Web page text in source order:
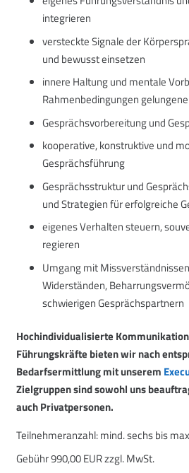
integrieren
versteckte Signale der
und bewusst einsetzen
innere Haltung und mentale
Rahmenbedingungen
Gesprächsvorbereitung und
kooperative, konstruktive und
Gesprächsführung
Gesprächsstruktur und
und Strategien für erfolgreiche
eigenes Verhalten steuern,
regieren
Umgang mit
Widerständen,
schwierigen Gesprächspartnern
Hochindividualisierte
Führungskräfte bieten wir nach
Bedarfsermittlung mit unserem
Zielgruppen sind sowohl uns
auch Privatpersonen.
Teilnehmeranzahl:mind. sechs bis
Gebühr990,00 EUR zzgl. MwSt.